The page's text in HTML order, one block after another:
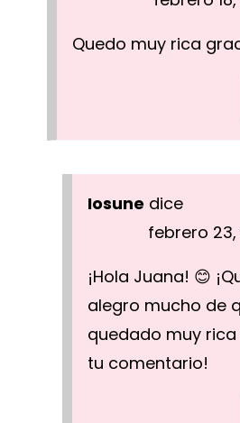
Quedo muy rica
Iosune dice
febrero
¡Hola Juana! 😊
alegro mucho de
quedado muy rica
tu comentario!